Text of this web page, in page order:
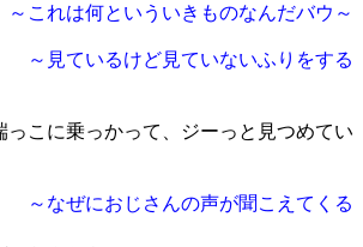
～これは何といういきものなんだバウ～
～見ているけど見ていないふりをする
っこに乗っかって、ジーっと見つめてい
～なぜにおじさんの声が聞こえてくる